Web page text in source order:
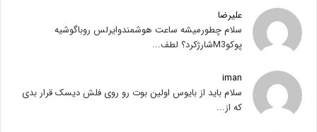
علیرضا
سلام چطورمیشه ساعت هوشمندوایرلس روباگوشیه
پوکوM3شارژکرد؟ لطف...
iman
سلام باید از بایوس اولین بوت رو روی فلش دیسک قرار بدی
که از...